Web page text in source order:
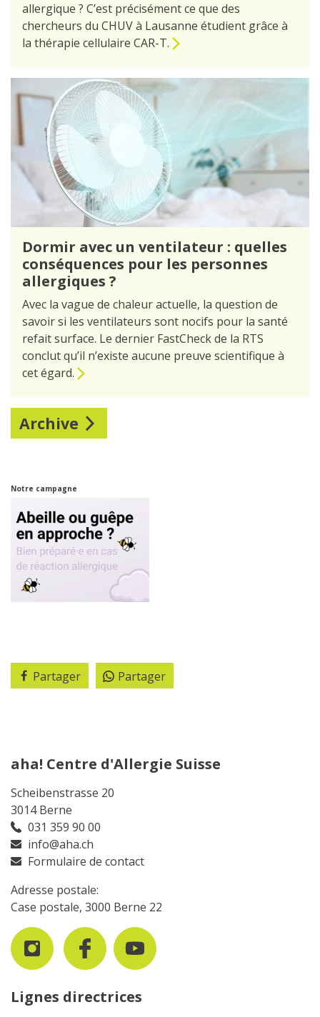
allergique ? C’est précisément ce que des
chercheurs du CHUV à Lausanne étudient grâce à
la thérapie cellulaire CAR-T.
Dormir avec un ventilateur : quelles
conséquences pour les personnes
allergiques ?
Avec la vague de chaleur actuelle, la question de
savoir si les ventilateurs sont nocifs pour la santé
refait surface. Le dernier FastCheck de la RTS
conclut qu’il n’existe aucune preuve scientifique à
cet égard.
Archive
Notre campagne
Partager Partager
aha! Centre d'Allergie Suisse
Scheibenstrasse 20
3014 Berne
031 359 90 00
info@aha.ch
Formulaire de contact
Adresse postale:
Case postale, 3000 Berne 22
Lignes directrices